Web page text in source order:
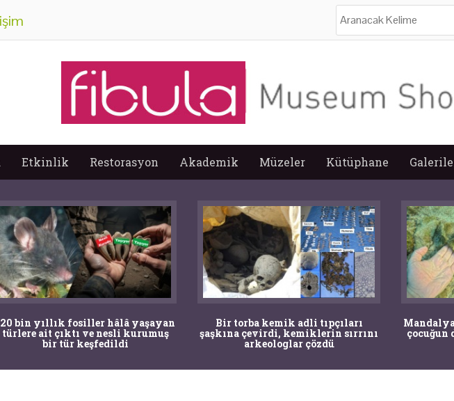
Etkinlik Restorasyon Akademik Müzeler Kütüphane
bin yıllık fosiller hâlâ yaşayan
türlere ait çıktı ve nesli kurumuş
bir tür keşfedildi
Bir torba kemik adli tıpçıları
şaşkına çevirdi, kemiklerin sırrını
arkeologlar çözdü